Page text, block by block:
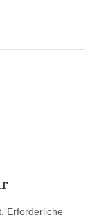
Erforderliche